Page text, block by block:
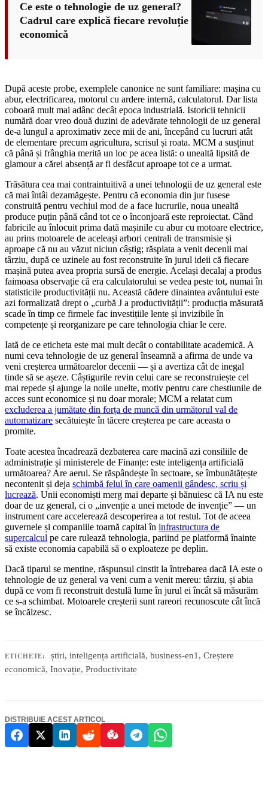
Ce este o tehnologie de uz general?
Cadrul care explică fiecare revoluție
economică
După aceste probe, exemplele canonice ne sunt familiare: mașina cu
abur, electrificarea, motorul cu ardere internă, calculatorul. Dar lista
coboară mult mai adânc decât epoca industrială. Istoricii tehnicii
numără doar vreo două duzini de adevărate tehnologii de uz general
de-a lungul a aproximativ zece mii de ani, începând cu lucruri atât
de elementare precum agricultura, scrisul și roata. MCM a susținut
că până și frânghia merită un loc pe acea listă: o unealtă lipsită de
glamour a cărei absență ar fi desfăcut aproape tot ce a urmat.
Trăsătura cea mai contraintuitivă a unei tehnologii de uz general este
că mai întâi dezamăgește. Pentru că economia din jur fusese
construită pentru vechiul mod de a face lucrurile, noua unealtă
produce puțin până când tot ce o înconjoară este reproiectat. Când
fabricile au înlocuit prima dată mașinile cu abur cu motoare electrice,
au prins motoarele de aceleași arbori centrali de transmisie și
aproape că nu au văzut niciun câștig; răsplata a venit decenii mai
târziu, după ce uzinele au fost reconstruite în jurul ideii că fiecare
mașină putea avea propria sursă de energie. Același decalaj a produs
faimoasa observație că era calculatorului se vedea peste tot, numai în
statisticile productivității nu. Această cădere dinaintea avântului este
azi formalizată drept o „curbă J a productivității”: producția măsurată
scade în timp ce firmele fac investițiile lente și invizibile în
competențe și reorganizare pe care tehnologia chiar le cere.
Iată de ce eticheta este mai mult decât o contabilitate academică. A
numi ceva tehnologie de uz general înseamnă a afirma de unde va
veni creșterea următoarelor decenii — și a avertiza cât de inegal
tinde să se așeze. Câștigurile revin celui care se reconstruiește cel
mai repede și ajunge la noile unelte, motiv pentru care chestiunile de
acces sunt economice și nu doar morale; MCM a relatat cum
excluderea a jumătate din forța de muncă din următorul val de
automatizare secătuiește în tăcere creșterea pe care aceasta o
promite.
Toate acestea încadrează dezbaterea care macină azi consiliile de
administrație și ministerele de Finanțe: este inteligența artificială
următoarea? Are aerul. Se răspândește în sectoare, se îmbunătățește
necontenit și deja schimbă felul în care oamenii gândesc, scriu și
lucrează. Unii economiști merg mai departe și bănuiesc că IA nu este
doar de uz general, ci o „invenție a unei metode de invenție” — un
instrument care accelerează descoperirea a tot restul. Tot de aceea
guvernele și companiile toarnă capital în infrastructura de
supercalcul pe care rulează tehnologia, pariind pe platformă înainte
să existe economia capabilă să o exploateze pe deplin.
Dacă tiparul se menține, răspunsul cinstit la întrebarea dacă IA este o
tehnologie de uz general va veni cum a venit mereu: târziu, și abia
după ce vom fi reconstruit destulă lume în jurul ei încât să măsurăm
ce s-a schimbat. Motoarele creșterii sunt rareori recunoscute cât încă
se încălzesc.
ETICHETE: știri, inteligența artificială, business-en1, Creștere
economică, Inovație, Productivitate
DISTRIBUIE ACEST ARTICOL